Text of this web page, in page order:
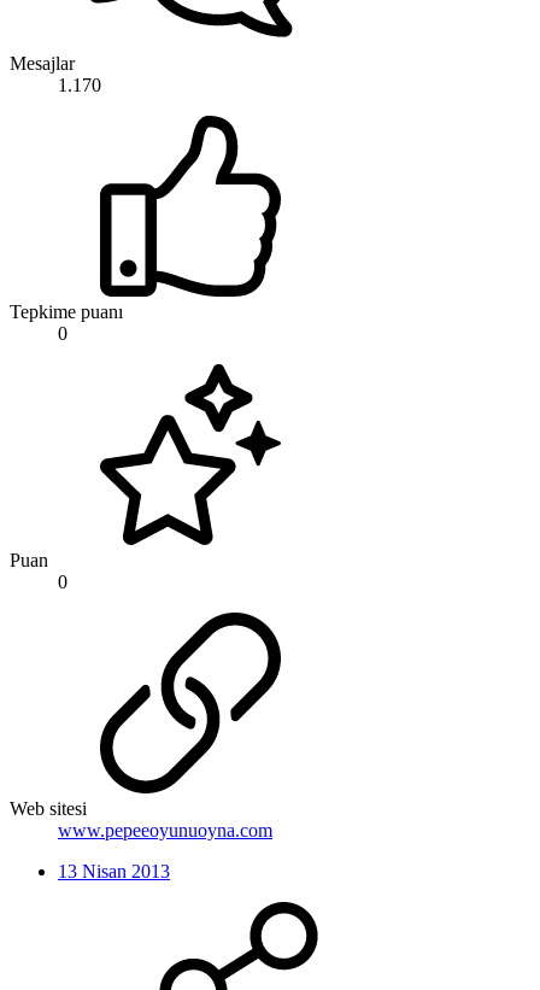
Mesajlar
1.170
Tepkime puanı
0
Puan
0
Web sitesi
www.pepeeoyunuoyna.com
13 Nisan 2013